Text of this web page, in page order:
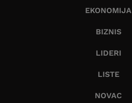
EKONOMIJA
BIZNIS
LIDERI
LISTE
NOVAC